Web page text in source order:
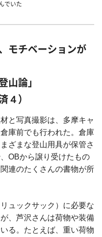
でいた
モチベーションが
山論」
４）
と写真撮影は、多摩キャ
庫前でも行われた。倉庫
ざまな登山用具が保管さ
OBから譲り受けたもの
連のたくさんの書物が所
ュックサック）に必要な
、芦沢さんは荷物や装備
る。たとえば、重い荷物